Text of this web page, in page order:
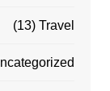
Travel
(13)